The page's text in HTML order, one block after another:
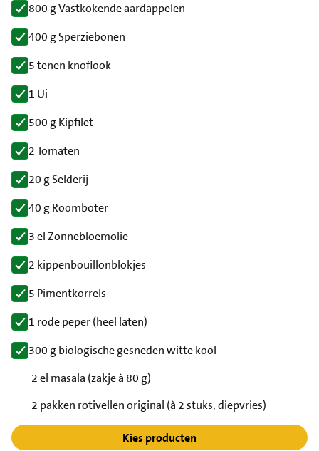
800 g Vastkokende aardappelen
400 g Sperziebonen
5 tenen knoflook
1 Ui
500 g Kipfilet
2 Tomaten
20 g Selderij
40 g Roomboter
3 el Zonnebloemolie
2 kippenbouillonblokjes
5 Pimentkorrels
1 rode peper (heel laten)
300 g biologische gesneden witte kool
2 el masala (zakje à 80 g)
2 pakken rotivellen original (à 2 stuks, diepvries)
Kies producten